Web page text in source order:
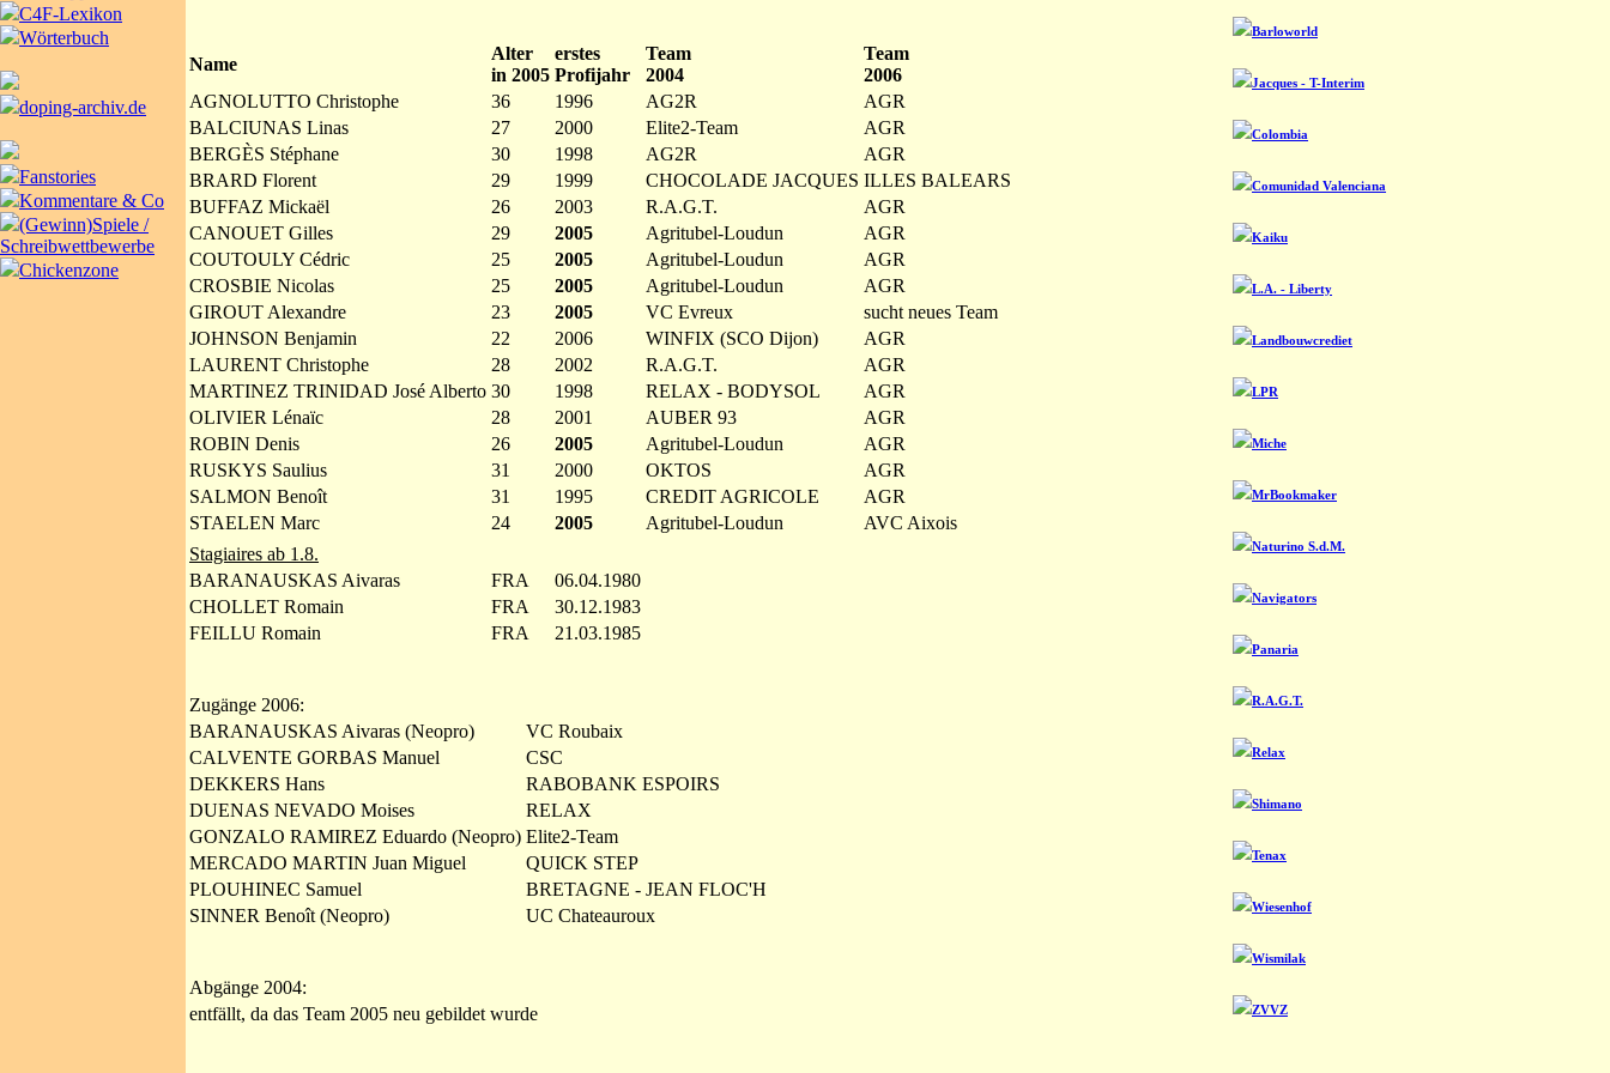
C4F-Lexikon
Wörterbuch
doping-archiv.de
Fanstories
Kommentare & Co
(Gewinn)Spiele /
Schreibwettbewerbe
Chickenzone
Name
Alter
in 2005
erstes
Profijahr
Team
2004
Team
2006
AGNOLUTTO Christophe
36 1996 AG2R
AGR
BALCIUNAS Linas
27 2000 Elite2-Team
AGR
BERGÈS Stéphane
30 1998 AG2R
AGR
BRARD Florent
29 1999 CHOCOLADE JACQUES ILLES BALEARS
BUFFAZ Mickaël
26 2003 R.A.G.T.
AGR
CANOUET Gilles
29 2005 Agritubel-Loudun
AGR
COUTOULY Cédric
25 2005 Agritubel-Loudun
AGR
CROSBIE Nicolas
25 2005 Agritubel-Loudun
AGR
GIROUT Alexandre
23 2005 VC Evreux
sucht neues Team
JOHNSON Benjamin
22 2006 WINFIX (SCO Dijon)
AGR
LAURENT Christophe
28 2002 R.A.G.T.
AGR
MARTINEZ TRINIDAD José Alberto 30 1998 RELAX - BODYSOL
AGR
OLIVIER Lénaïc
28 2001 AUBER 93
AGR
ROBIN Denis
26 2005 Agritubel-Loudun
AGR
RUSKYS Saulius
31 2000 OKTOS
AGR
SALMON Benoît
31 1995 CREDIT AGRICOLE
AGR
STAELEN Marc
24 2005 Agritubel-Loudun
AVC Aixois
Stagiaires ab 1.8.
BARANAUSKAS Aivaras
FRA
06.04.1980
CHOLLET Romain
FRA
30.12.1983
FEILLU Romain
FRA 21.03.1985
Zugänge 2006:
BARANAUSKAS Aivaras (Neopro)
VC Roubaix
CALVENTE GORBAS Manuel
CSC
DEKKERS Hans
RABOBANK ESPOIRS
DUENAS NEVADO Moises
RELAX
GONZALO RAMIREZ Eduardo (Neopro) Elite2-Team
MERCADO MARTIN Juan Miguel
QUICK STEP
PLOUHINEC Samuel
BRETAGNE - JEAN FLOC'H
SINNER Benoît (Neopro)
UC Chateauroux
Abgänge 2004:
entfällt, da das Team 2005 neu gebildet wurde
Barloworld
Jacques - T-Interim
Colombia
Comunidad Valenciana
Kaiku
L.A. - Liberty
Landbouwcrediet
LPR
Miche
MrBookmaker
Naturino S.d.M.
Navigators
Panaria
R.A.G.T.
Relax
Shimano
Tenax
Wiesenhof
Wismilak
ZVVZ